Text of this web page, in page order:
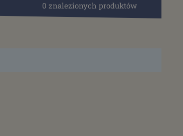
0 znalezionych produktów